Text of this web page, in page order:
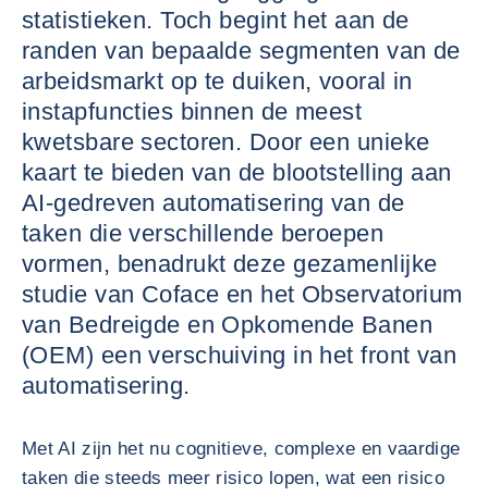
statistieken. Toch begint het aan de
randen van bepaalde segmenten van de
arbeidsmarkt op te duiken, vooral in
instapfuncties binnen de meest
kwetsbare sectoren. Door een unieke
kaart te bieden van de blootstelling aan
AI-gedreven automatisering van de
taken die verschillende beroepen
vormen, benadrukt deze gezamenlijke
studie van Coface en het Observatorium
van Bedreigde en Opkomende Banen
(OEM) een verschuiving in het front van
automatisering.
Met AI zijn het nu cognitieve, complexe en vaardige
taken die steeds meer risico lopen, wat een risico